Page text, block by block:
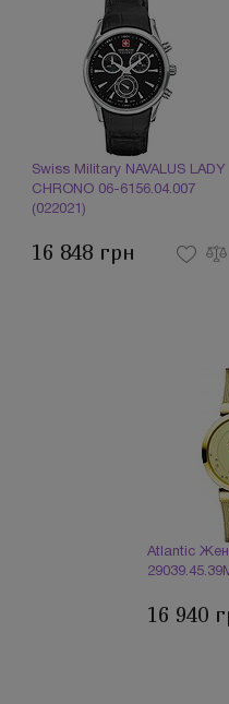
Swiss Military NAVALUS LADY
CHRONO 06-6156.04.007
(022021)
16 848 грн
Atlantic
16 940